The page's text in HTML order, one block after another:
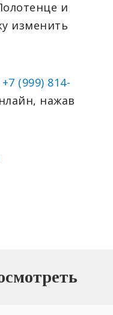
и
изменить
+7 (999) 814-
нажав